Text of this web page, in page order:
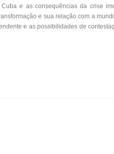
e as consequências da crise
e sua relação com a
e as possibilidades de